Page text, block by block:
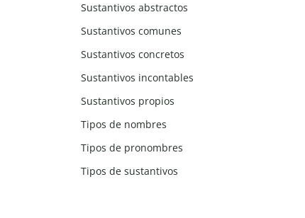
Sustantivos abstractos
Sustantivos comunes
Sustantivos concretos
Sustantivos incontables
Sustantivos propios
Tipos de nombres
Tipos de pronombres
Tipos de sustantivos